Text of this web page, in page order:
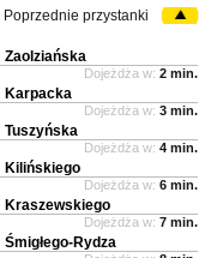
Poprzednie przystanki
Zaolziańska
Dojeżdża w: 2 min.
Karpacka
Dojeżdża w: 3 min.
Tuszyńska
Dojeżdża w: 4 min.
Kilińskiego
Dojeżdża w: 6 min.
Kraszewskiego
Dojeżdża w: 7 min.
Śmigłego-Rydza